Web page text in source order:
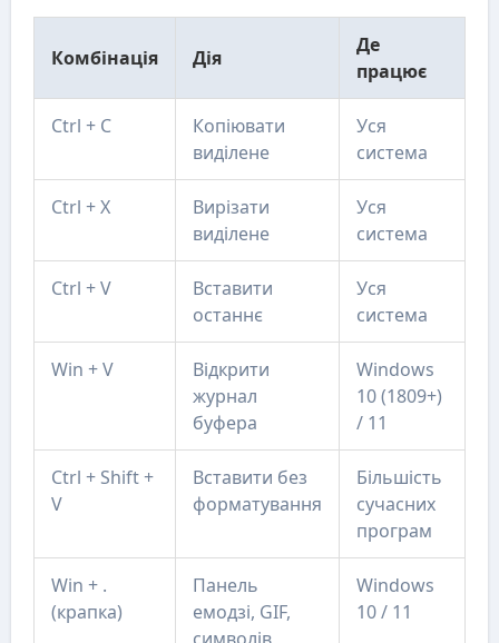
Комбінація Дія
Де
працює
Ctrl + C
Копіювати
виділене
Уся
система
Ctrl + X
Вирізати
виділене
Уся
система
Ctrl + V
Вставити
останнє
Уся
система
Win + V
Відкрити
журнал
буфера
Windows
10 (1809+)
/ 11
Ctrl + Shift +
V
Вставити без
форматування
Більшість
сучасних
програм
Win + .
(крапка)
Панель
емодзі, GIF,
Windows
10 / 11